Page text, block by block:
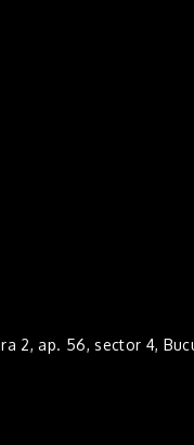
2, ap. 56, sector 4,